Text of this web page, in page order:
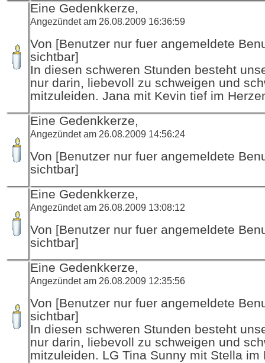
Eine Gedenkkerze,
Angezündet am 26.08.2009 16:36:59
Von [Benutzer nur fuer angemeldete
sichtbar]
In diesen schweren Stunden besteht
nur darin, liebevoll zu schweigen und
mitzuleiden. Jana mit Kevin tief im
Eine Gedenkkerze,
Angezündet am 26.08.2009 14:56:24
Von [Benutzer nur fuer angemeldete
sichtbar]
Eine Gedenkkerze,
Angezündet am 26.08.2009 13:08:12
Von [Benutzer nur fuer angemeldete
sichtbar]
Eine Gedenkkerze,
Angezündet am 26.08.2009 12:35:56
Von [Benutzer nur fuer angemeldete
sichtbar]
In diesen schweren Stunden besteht
nur darin, liebevoll zu schweigen und
mitzuleiden. LG Tina Sunny mit Stella im